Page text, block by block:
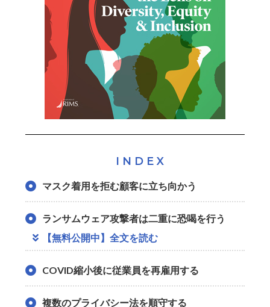
INDEX
マスク着用を拒む顧客に立ち向かう
ランサムウェア攻撃者は二重に恐喝を行う
【無料公開中】全文を読む
COVID縮小後に従業員を再雇用する
複数のプライバシー法を順守する